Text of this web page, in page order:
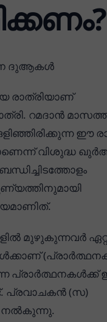
ദുആകൾ
രാത്രിയാണ്
റമദാൻ
ഈ
വിശുദ്ധ
മുഴുകുന്നവർ
പ്രവാചകൻ (സ)
നൽകുന്നു.